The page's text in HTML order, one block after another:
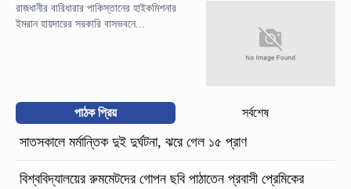
রাজধানীর বারিধারার পাকিস্তানের হাইকমিশনার
ইমরান হায়দারের সরকারি বাসভবনে...
পাঠক প্রিয় সর্বশেষ
সাতসকালে মর্মান্তিক দুই দুর্ঘটনা, ঝরে গেল ১৫ প্রাণ
বিশ্ববিদ্যালয়ের রুমমেটদের গোপন ছবি পাঠাতেন প্রবাসী প্রেমিকের